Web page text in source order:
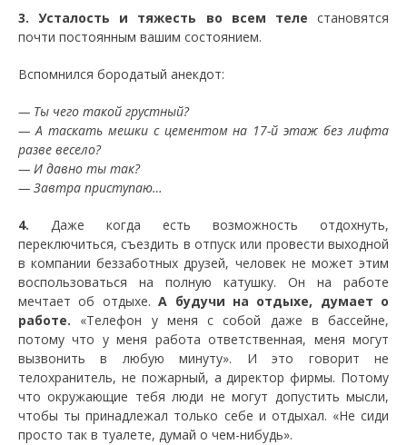
3. Усталость и тяжесть во всем теле становятся
почти постоянным вашим состоянием.
Вспомнился бородатый анекдот:
— Ты чего такой грустный?
— А таскать мешки с цементом на 17-й этаж без лифта
разве весело?
— И давно ты так?
— Завтра приступаю…
4. Даже когда есть возможность отдохнуть,
переключиться, съездить в отпуск или провести выходной
в компании беззаботных друзей, человек не может этим
воспользоваться на полную катушку. Он на работе
мечтает об отдыхе.А будучи на отдыхе, думает о
работе. «Телефон у меня с собой даже в бассейне,
потому что у меня работа ответственная, меня могут
вызвонить в любую минуту». И это говорит не
телохранитель, не пожарный, а директор фирмы. Потому
что окружающие тебя люди не могут допустить мысли,
чтобы ты принадлежал только себе и отдыхал. «Не сиди
просто так в туалете, думай о чем-нибудь».